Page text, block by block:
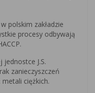
polskim zakładzie
procesy odbywają
jednostce J.S.
zanieczyszczeń
ciężkich.